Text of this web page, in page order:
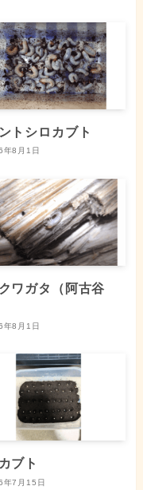
トシロカブト
年8月1日
ワガタ（阿古谷
年8月1日
ブト
年7月15日